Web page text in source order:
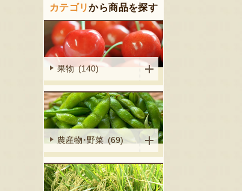
カテゴリから商品を探す
果物 (140)
農産物･野菜 (69)